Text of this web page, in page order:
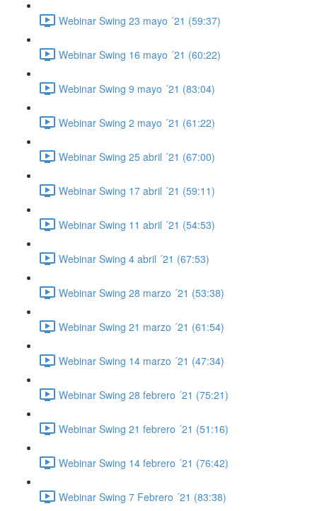
Webinar Swing 23 mayo ´21 (59:37)
Webinar Swing 16 mayo ´21 (60:22)
Webinar Swing 9 mayo ´21 (83:04)
Webinar Swing 2 mayo ´21 (61:22)
Webinar Swing 25 abril ´21 (67:00)
Webinar Swing 17 abril ´21 (59:11)
Webinar Swing 11 abril ´21 (54:53)
Webinar Swing 4 abril ´21 (67:53)
Webinar Swing 28 marzo ´21 (53:38)
Webinar Swing 21 marzo ´21 (61:54)
Webinar Swing 14 marzo ´21 (47:34)
Webinar Swing 28 febrero ´21 (75:21)
Webinar Swing 21 febrero ´21 (51:16)
Webinar Swing 14 febrero ´21 (76:42)
Webinar Swing 7 Febrero ´21 (83:38)